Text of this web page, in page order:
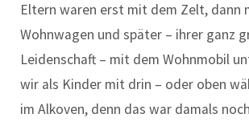
Eltern waren erst mit dem Zelt, dann
Wohnwagen und später – ihrer ganz
Leidenschaft – mit dem Wohnmobil
wir als Kinder mit drin – oder oben
im Alkoven, denn das war damals